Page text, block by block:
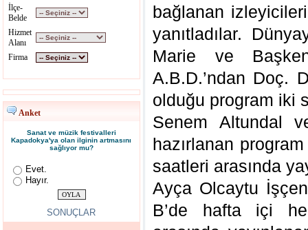
İlçe-
Belde
Hizmet
Alanı
Firma
Anket
Sanat ve müzik festivalleri
Kapadokya'ya olan ilginin artmasını
sağlıyor mu?
Evet.
Hayır.
SONUÇLAR
bağlanan
yanıtladılar.
Marie ve
A.B.D.’ndan Doç.
olduğu program iki
Senem Altundal
hazırlanan
saatleri arasında
Ayça Olcaytu
B’de hafta içi